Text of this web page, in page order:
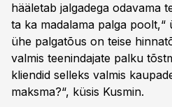
hääletab jalgadega odavama
ta ka madalama palga poolt,“
ühe palgatõus on teise
valmis teenindajate palku
kliendid selleks valmis
maksma?“, küsis Kusmin.